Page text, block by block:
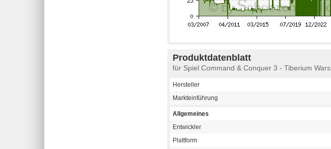
Produktdatenblatt
für Spiel Command & Conquer 3 - Tiberium Wars
Hersteller
Markteinführung
Allgemeines
Entwickler
Plattform